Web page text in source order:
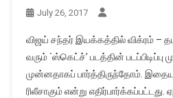
July 26, 2017
விஜய் சந்தர் இயக்கத்தில் விக்ரம் –
வரும் `ஸ்கெட்ச்’ படத்தின் படப்பிடிப்பு
முன்னதாகப் பார்த்திருந்தோம்.
ரிலீசாகும் என்று